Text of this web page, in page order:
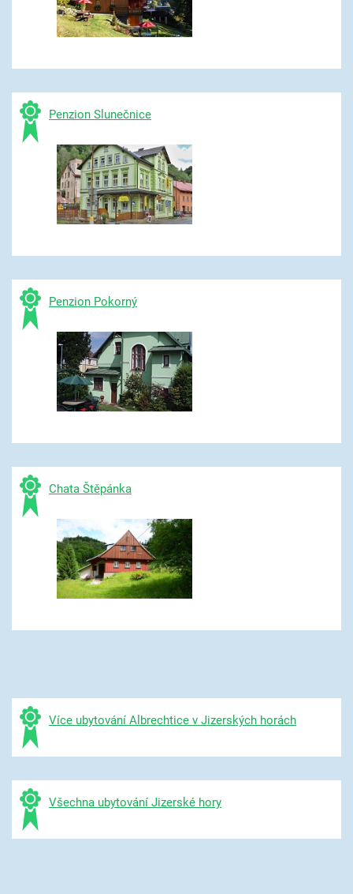
Penzion Slunečnice
Penzion Pokorný
Chata Štěpánka
Více ubytování Albrechtice v Jizerských horách
Všechna ubytování Jizerské hory